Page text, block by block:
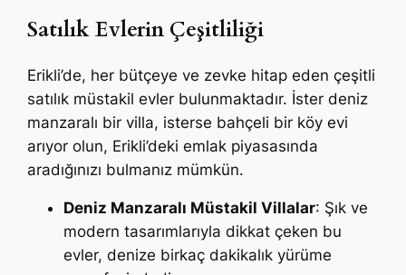
Satılık Evlerin Çeşitliliği
Erikli’de, her bütçeye ve zevke hitap eden çeşitli
satılık müstakil evler bulunmaktadır. İster deniz
manzaralı bir villa, isterse bahçeli bir köy evi
arıyor olun, Erikli’deki emlak piyasasında
aradığınızı bulmanız mümkün.
Deniz Manzaralı Müstakil Villalar: Şık ve
modern tasarımlarıyla dikkat çeken bu
evler, denize birkaç dakikalık yürüme